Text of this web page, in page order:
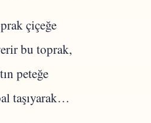
çiçeğe
bu toprak,
peteğe
taşıyarak…